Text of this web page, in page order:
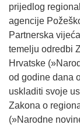
prijedlog
agencije
Partnerska
temelju odredbi
Hrvatske
od godine dana
uskladiti svoje
Zakona o
(»Narodne